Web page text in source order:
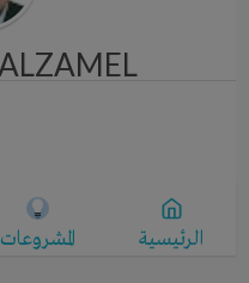
الرئيسية المشروعات